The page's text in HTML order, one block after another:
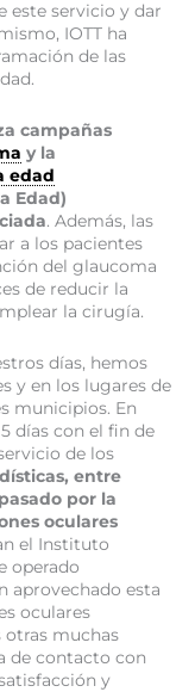
este servicio y dar
IOTT ha
de las
campañas
y la
edad
Edad)
. Además, las
a los pacientes
del glaucoma
de reducir la
la cirugía.
días, hemos
y en los lugares de
municipios. En
días con el fin de
de los
entre
por la
oculares
el Instituto
operado
aprovechado esta
oculares
otras muchas
de contacto con
y